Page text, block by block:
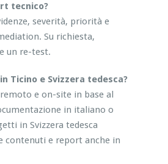
tecnico?
severità, priorità e
Su richiesta,
un re-test.
Ticino e Svizzera tedesca?
e on-site in base al
in italiano o
in Svizzera tedesca
contenuti e report anche in